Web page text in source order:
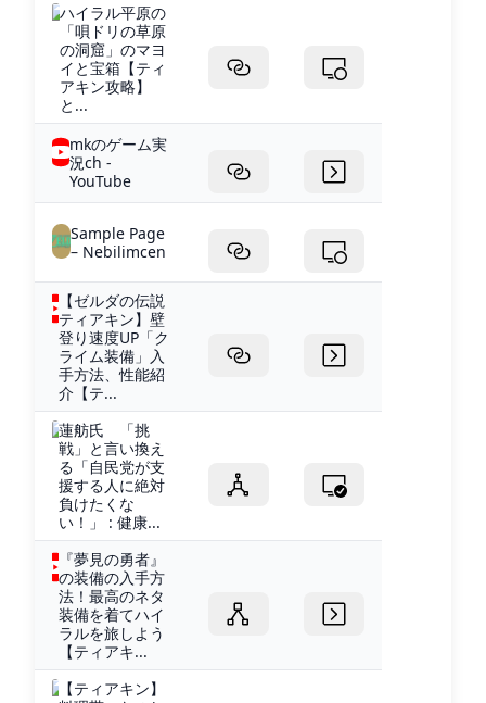
ハイラル平原の
「唄ドリの草原
の洞窟」のマヨ
イと宝箱【ティ
アキン攻略】
と...
mkのゲーム実
況ch -
YouTube
Sample Page
– Nebilimcen
【ゼルダの伝説
ティアキン】壁
登り速度UP「ク
ライム装備」入
手方法、性能紹
介【テ...
蓮舫氏 「挑
戦」と言い換え
る「自民党が支
援する人に絶対
負けたくな
い！」 : 健康...
『夢見の勇者』
の装備の入手方
法！最高のネタ
装備を着てハイ
ラルを旅しよう
【ティアキ...
【ティアキン】